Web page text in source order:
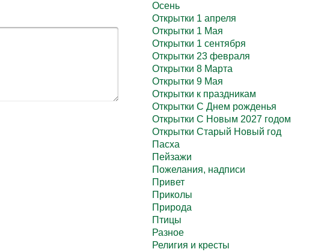
Осень
Открытки 1 апреля
Открытки 1 Мая
Открытки 1 сентября
Открытки 23 февраля
Открытки 8 Марта
Открытки 9 Мая
Открытки к праздникам
Открытки С Днем рожденья
Открытки С Новым 2027 годом
Открытки Старый Новый год
Пасха
Пейзажи
Пожелания, надписи
Привет
Приколы
Природа
Птицы
Разное
Религия и кресты